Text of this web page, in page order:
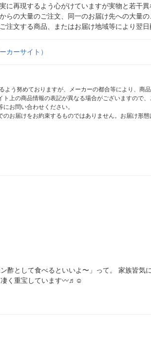
に再現するよう心がけていますが実物と若干
らの大量のご注文、同一のお届け先への大量
文する商品、またはお届け地域等により翌日
カーサイト）
う努めておりますが、メーカーの都合等により、商
上の商品情報の表記が異なる場合がございますので
お問い合わせください。
お届けをお約束するものではありません。お届け形
酢として食べるといいよ〜」って。 家族皆気
凄く重宝しています〰️♬☺️